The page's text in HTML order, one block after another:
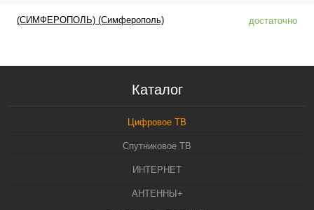
(СИМФЕРОПОЛЬ) (Симферополь) достаточно
Каталог
Цифровое ТВ
Спутниковое ТВ
ИНТЕРНЕТ
АНТЕННЫ+